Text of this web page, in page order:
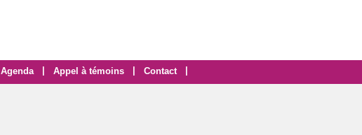
Agenda Appel à témoins Contact